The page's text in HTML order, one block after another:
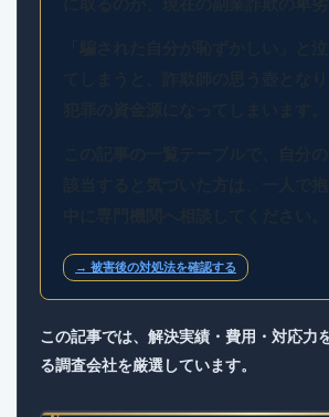
→ 被害後の対処法を確認する
この記事では、解決実績・費用・対応力
る調査会社を厳選しています。